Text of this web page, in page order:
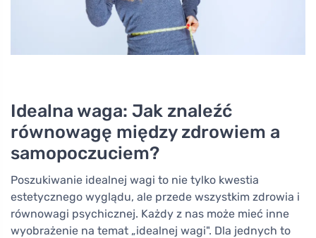
Idealna waga: Jak znaleźć
równowagę między zdrowiem a
samopoczuciem?
Poszukiwanie idealnej wagi to nie tylko kwestia
estetycznego wyglądu, ale przede wszystkim zdrowia i
równowagi psychicznej. Każdy z nas może mieć inne
wyobrażenie na temat „idealnej wagi". Dla jednych to